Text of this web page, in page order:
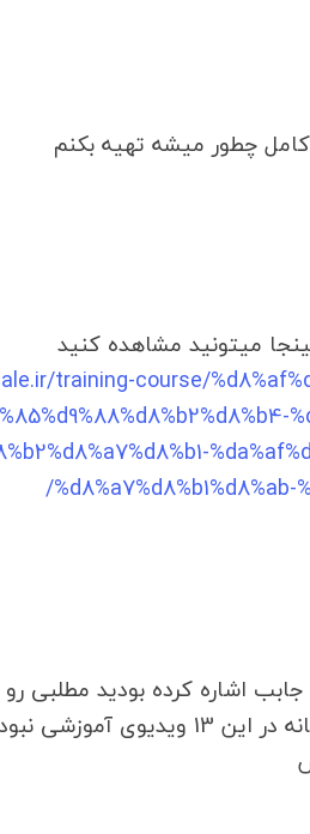
چطور میشه تهیه بکنم
میتونید مشاهده کنید
training-course/
%d8%a7%d8%b1%d8%ab-
اشاره کرده بودید مطلبی
ژئورفرنس کردن هست. ولی متاسفانه